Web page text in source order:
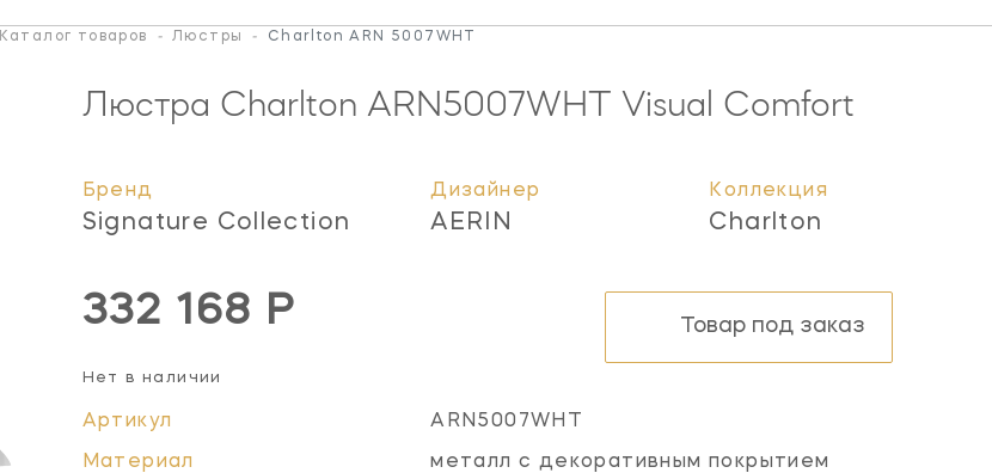
Каталог товаров - Люстры - Charlton ARN 5007WHT
Люстра Charlton ARN5007WHT Visual Comfort
Бренд
Signature Collection
Дизайнер
AERIN
Коллекция
Charlton
332 168 Р
Нет в наличии
Товар под заказ
Артикул ARN5007WHT
Материал
металл с декоративным покрытием